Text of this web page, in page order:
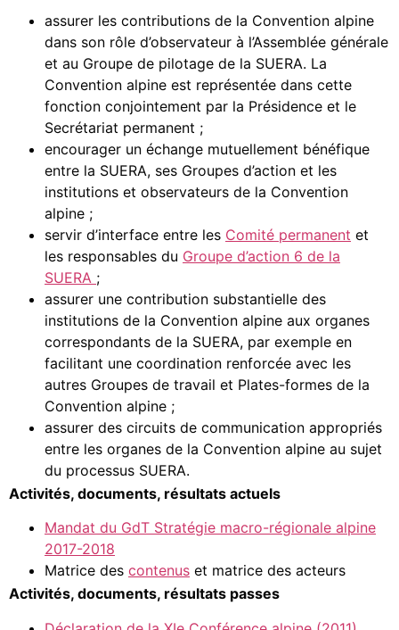
assurer les contributions de la Convention alpine
dans son rôle d’observateur à l’Assemblée générale
et au Groupe de pilotage de la SUERA. La
Convention alpine est représentée dans cette
fonction conjointement par la Présidence et le
Secrétariat permanent ;
encourager un échange mutuellement bénéfique
entre la SUERA, ses Groupes d’action et les
institutions et observateurs de la Convention
alpine ;
servir d’interface entre les Comité permanent et
les responsables du Groupe d’action 6 de la
SUERA ;
assurer une contribution substantielle des
institutions de la Convention alpine aux organes
correspondants de la SUERA, par exemple en
facilitant une coordination renforcée avec les
autres Groupes de travail et Plates-formes de la
Convention alpine ;
assurer des circuits de communication appropriés
entre les organes de la Convention alpine au sujet
du processus SUERA.
Activités, documents, résultats actuels
Mandat du GdT Stratégie macro-régionale alpine
2017-2018
Matrice des contenus et matrice des acteurs
Activités, documents, résultats passes